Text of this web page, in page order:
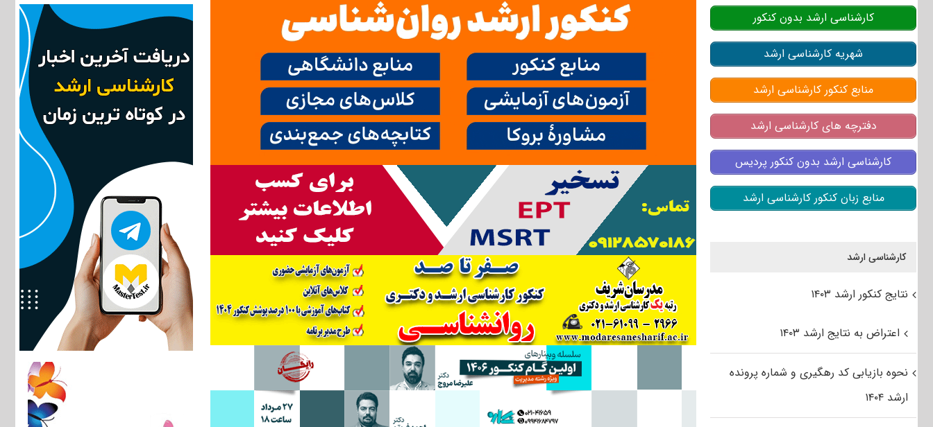
کارشناسی ارشد بدون کنکور
شهریه کارشناسی ارشد
منابع کنکور کارشناسی ارشد
دفترچه های کارشناسی ارشد
کارشناسی ارشد بدون کنکور پردیس
منابع زبان کنکور کارشناسی ارشد
کارشناسی ارشد
نتایج کنکور ارشد ۱۴۰۳
اعتراض به نتایج ارشد ۱۴۰۳
نحوه بازیابی کد رهگیری و شماره پرونده
ارشد ۱۴۰۴